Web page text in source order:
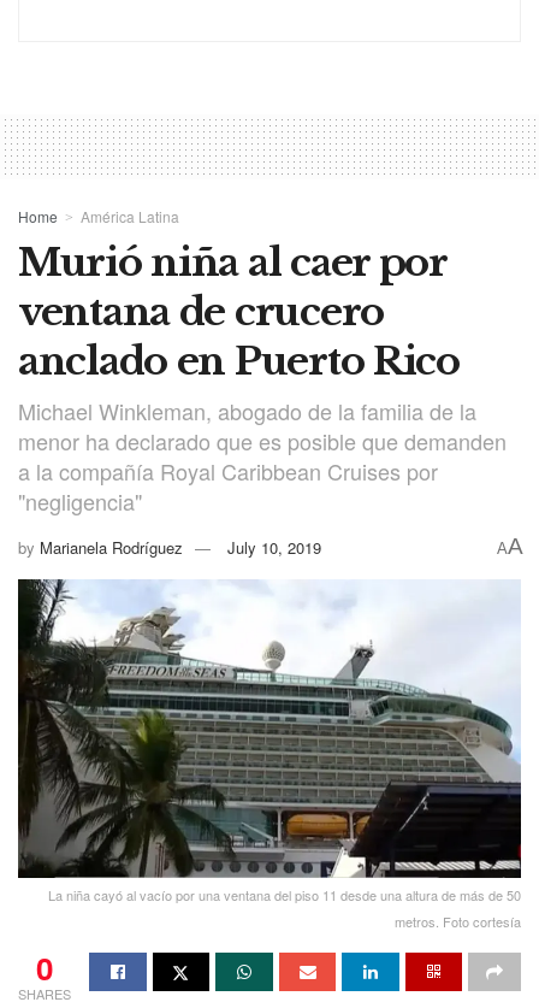
Home América Latina
Murió niña al caer por
ventana de crucero
anclado en Puerto Rico
Michael Winkleman, abogado de la familia de la
menor ha declarado que es posible que demanden
a la compañía Royal Caribbean Cruises por
"negligencia"
by Marianela Rodríguez July 10, 2019 AA
La niña cayó al vacío por una ventana del piso 11 desde una altura de más de 50
metros. Foto cortesía
0
SHARES